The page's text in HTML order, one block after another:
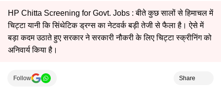
HP Chitta Screening for Govt. Jobs : बीते कुछ सालों से हिमाचल में
चिट्टा यानी कि सिंथेटिक ड्रग्स का नेटवर्क बड़ी तेजी से फैला है। ऐसे में
बड़ा कदम उठाते हुए सरकार ने सरकारी नौकरी के लिए चिट्टा स्क्रीनिंग को
अनिवार्य किया है।
Follow Share